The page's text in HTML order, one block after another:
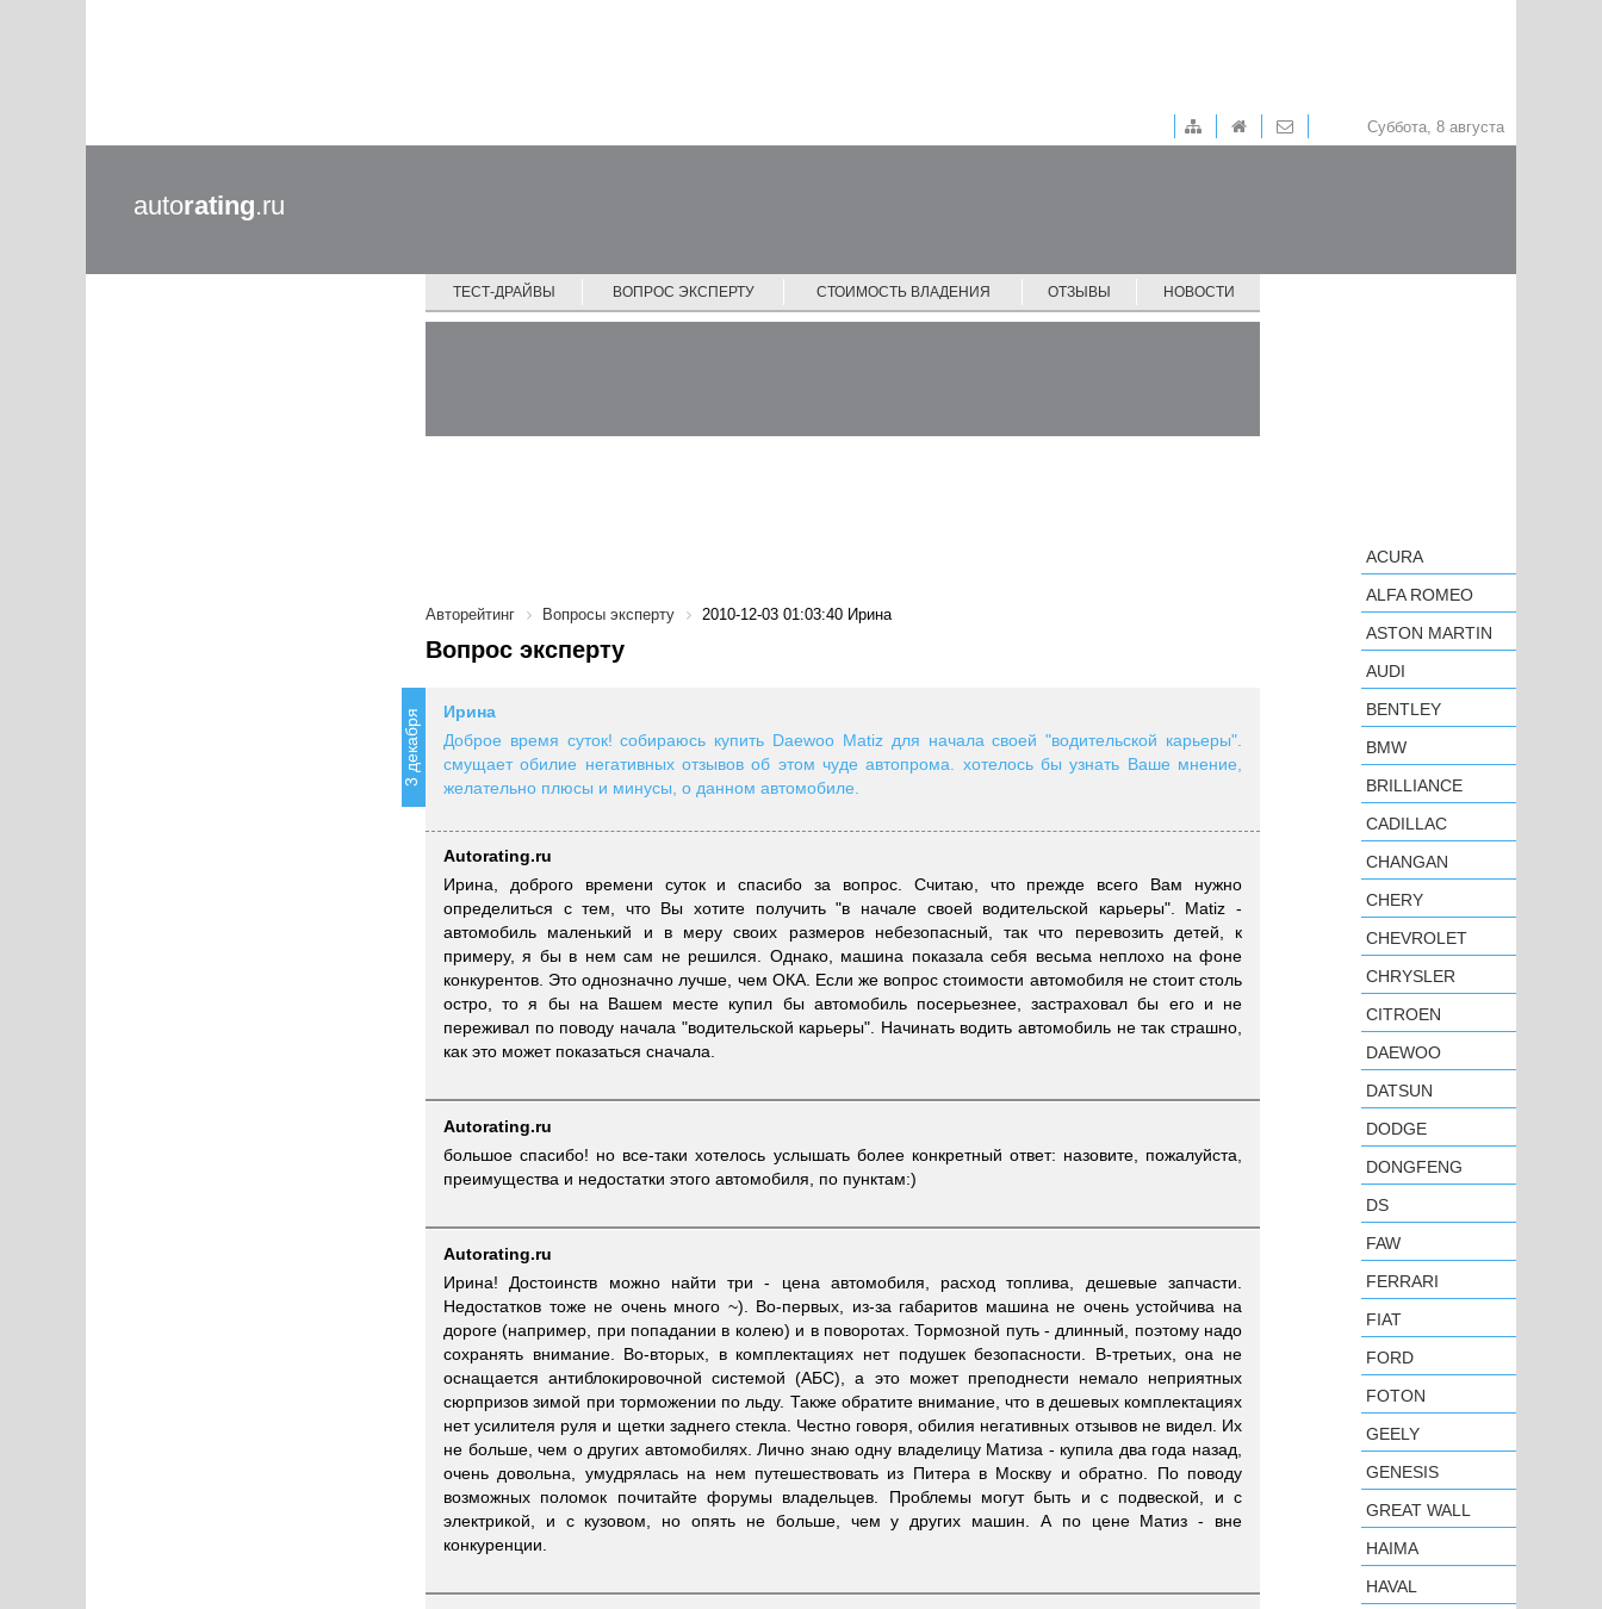
Суббота, 8 августа
autorating.ru
ТЕСТ-ДРАЙВЫ ВОПРОС ЭКСПЕРТУ СТОИМОСТЬ ВЛАДЕНИЯ ОТЗЫВЫ НОВОСТИ
Авторейтинг Вопросы эксперту 2010-12-03 01:03:40 Ирина
Вопрос эксперту
3 декабря
Ирина
Доброе время суток! собираюсь купить Daewoo Matiz для начала своей "водительской карьеры".
смущает обилие негативных отзывов об этом чуде автопрома. хотелось бы узнать Ваше мнение,
желательно плюсы и минусы, о данном автомобиле.
Autorating.ru
Ирина, доброго времени суток и спасибо за вопрос. Считаю, что прежде всего Вам нужно
определиться с тем, что Вы хотите получить "в начале своей водительской карьеры". Matiz -
автомобиль маленький и в меру своих размеров небезопасный, так что перевозить детей, к
примеру, я бы в нем сам не решился. Однако, машина показала себя весьма неплохо на фоне
конкурентов. Это однозначно лучше, чем ОКА. Если же вопрос стоимости автомобиля не стоит столь
остро, то я бы на Вашем месте купил бы автомобиль посерьезнее, застраховал бы его и не
переживал по поводу начала "водительской карьеры". Начинать водить автомобиль не так страшно,
как это может показаться сначала.
Autorating.ru
большое спасибо! но все-таки хотелось услышать более конкретный ответ: назовите, пожалуйста,
преимущества и недостатки этого автомобиля, по пунктам:)
Autorating.ru
Ирина! Достоинств можно найти три - цена автомобиля, расход топлива, дешевые запчасти.
Недостатков тоже не очень много ~). Во-первых, из-за габаритов машина не очень устойчива на
дороге (например, при попадании в колею) и в поворотах. Тормозной путь - длинный, поэтому надо
сохранять внимание. Во-вторых, в комплектациях нет подушек безопасности. В-третьих, она не
оснащается антиблокировочной системой (АБС), а это может преподнести немало неприятных
сюрпризов зимой при торможении по льду. Также обратите внимание, что в дешевых комплектациях
нет усилителя руля и щетки заднего стекла. Честно говоря, обилия негативных отзывов не видел. Их
не больше, чем о других автомобилях. Лично знаю одну владелицу Матиза - купила два года назад,
очень довольна, умудрялась на нем путешествовать из Питера в Москву и обратно. По поводу
возможных поломок почитайте форумы владельцев. Проблемы могут быть и с подвеской, и с
электрикой, и с кузовом, но опять не больше, чем у других машин. А по цене Матиз - вне
конкуренции.
ACURA
ALFA ROMEO
ASTON MARTIN
AUDI
BENTLEY
BMW
BRILLIANCE
CADILLAC
CHANGAN
CHERY
CHEVROLET
CHRYSLER
CITROEN
DAEWOO
DATSUN
DODGE
DONGFENG
DS
FAW
FERRARI
FIAT
FORD
FOTON
GEELY
GENESIS
GREAT WALL
HAIMA
HAVAL